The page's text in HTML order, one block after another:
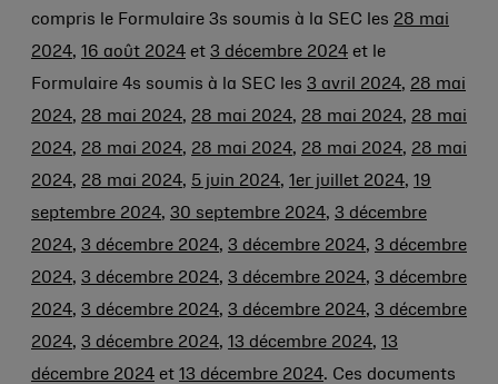
compris le Formulaire 3s soumis à la SEC les 28 mai
2024, 16 août 2024 et 3 décembre 2024 et le
Formulaire 4s soumis à la SEC les 3 avril 2024, 28 mai
2024, 28 mai 2024, 28 mai 2024, 28 mai 2024, 28 mai
2024, 28 mai 2024, 28 mai 2024, 28 mai 2024, 28 mai
2024, 28 mai 2024, 5 juin 2024, 1er juillet 2024, 19
septembre 2024, 30 septembre 2024, 3 décembre
2024, 3 décembre 2024, 3 décembre 2024, 3 décembre
2024, 3 décembre 2024, 3 décembre 2024, 3 décembre
2024, 3 décembre 2024, 3 décembre 2024, 3 décembre
2024, 3 décembre 2024, 13 décembre 2024, 13
décembre 2024 et 13 décembre 2024. Ces documents